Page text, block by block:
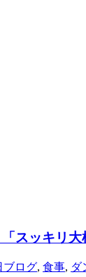
スッキリ大
ブログ, 食事, ダ